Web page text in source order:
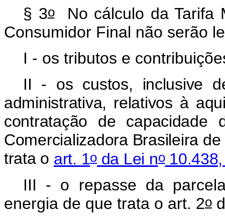
§ 3oNo cálculo da Tarifa
Consumidor Final não serão
I - os tributos e
II - os custos, inclusive
administrativa, relativos à
contratação de
Comercializadora Brasileira
trata o art. 1o da Lei no10.438,
III - o repasse da
energia de que trata o art. 2o